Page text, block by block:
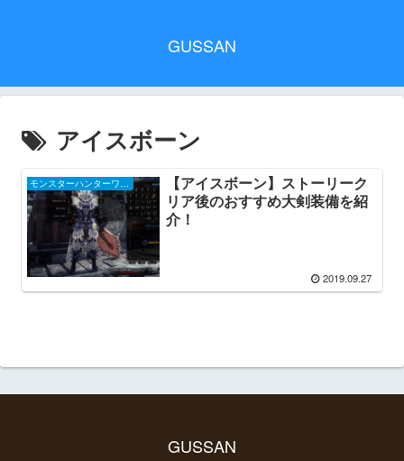
GUSSAN
アイスボーン
モンスターハンターワールド：アイスボーン
【アイスボーン】ストーリーク
リア後のおすすめ大剣装備を紹
介！
2019.09.27
GUSSAN